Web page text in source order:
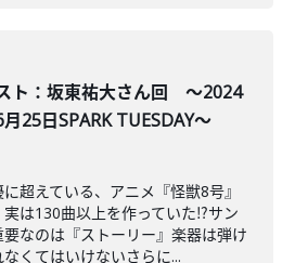
ト：坂東祐大さん回 ～2024
25日SPARK TUESDAY～
超えている、アニメ『怪獣8号』
は130曲以上を作っていた⁉サン
なのは『ストーリー』楽器は弾け
くてはいけないさらに...